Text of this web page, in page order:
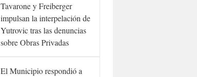
Tavarone y Freiberger
impulsan la interpelación de
Yutrovic tras las denuncias
sobre Obras Privadas
El Municipio respondió a